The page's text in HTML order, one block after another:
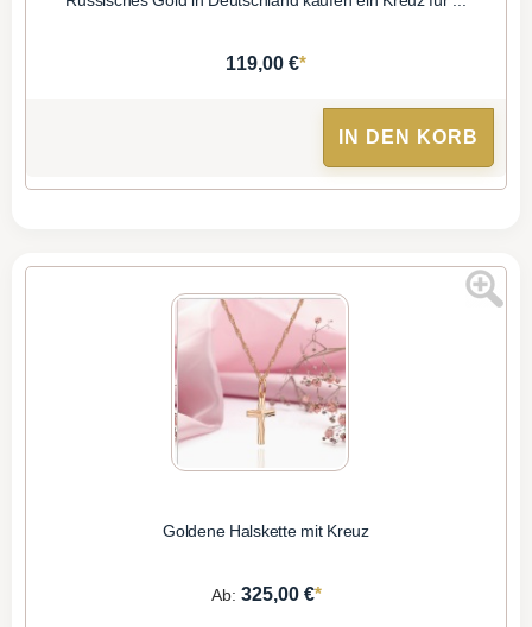
119,00 €*
IN DEN KORB
Goldene Halskette mit Kreuz
Ab: 325,00 €*